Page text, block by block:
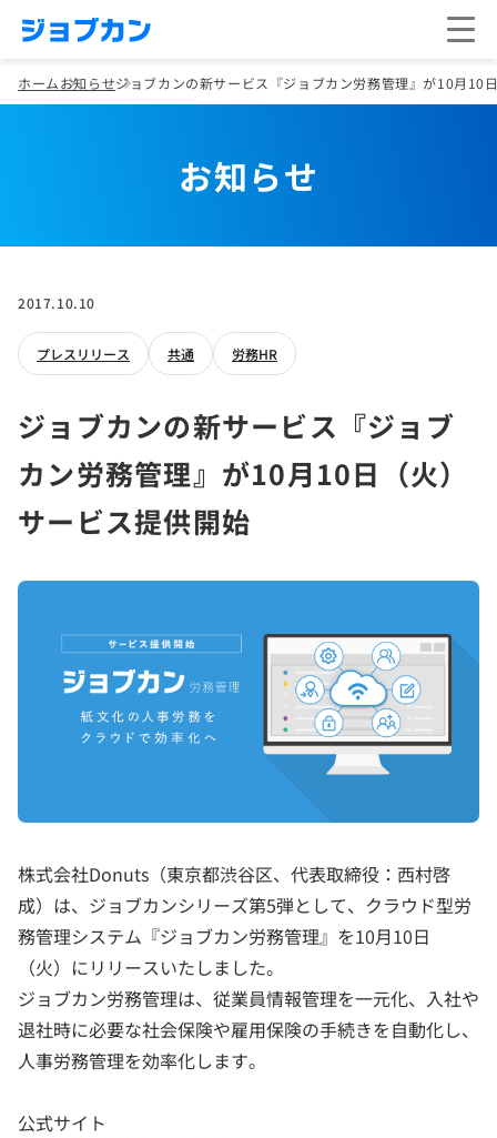
ホームお知らせジョブカンの新サービス『ジョブカン労務管理』が10月10
お知らせ
2017.10.10
プレスリリース 共通 労務HR
ジョブカンの新サービス『ジョブ
カン労務管理』が10月10日（火）
サービス提供開始
株式会社Donuts（東京都渋谷区、代表取締役：西村啓
成）は、ジョブカンシリーズ第5弾として、クラウド型労
務管理システム『ジョブカン労務管理』を10月10日
（火）にリリースいたしました。
ジョブカン労務管理は、従業員情報管理を一元化、入社や
退社時に必要な社会保険や雇用保険の手続きを自動化し、
人事労務管理を効率化します。
公式サイト